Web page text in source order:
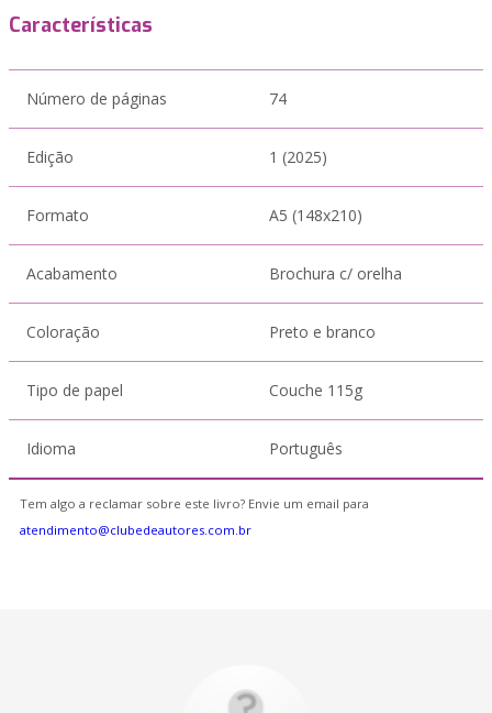
Características
Número de páginas 74
Edição 1 (2025)
Formato A5 (148x210)
Acabamento Brochura c/ orelha
Coloração Preto e branco
Tipo de papel Couche 115g
Idioma Português
Tem algo a reclamar sobre este livro? Envie um email para
atendimento@clubedeautores.com.br